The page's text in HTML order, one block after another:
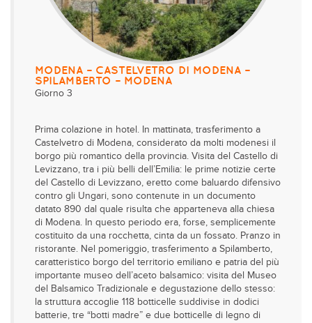
MODENA – CASTELVETRO DI MODENA –
SPILAMBERTO – MODENA
Giorno 3
Prima colazione in hotel. In mattinata, trasferimento a
Castelvetro di Modena, considerato da molti modenesi il
borgo più romantico della provincia. Visita del Castello di
Levizzano, tra i più belli dell’Emilia: le prime notizie certe
del Castello di Levizzano, eretto come baluardo difensivo
contro gli Ungari, sono contenute in un documento
datato 890 dal quale risulta che apparteneva alla chiesa
di Modena. In questo periodo era, forse, semplicemente
costituito da una rocchetta, cinta da un fossato. Pranzo in
ristorante. Nel pomeriggio, trasferimento a Spilamberto,
caratteristico borgo del territorio emiliano e patria del più
importante museo dell’aceto balsamico: visita del Museo
del Balsamico Tradizionale e degustazione dello stesso:
la struttura accoglie 118 botticelle suddivise in dodici
batterie, tre “botti madre” e due botticelle di legno di